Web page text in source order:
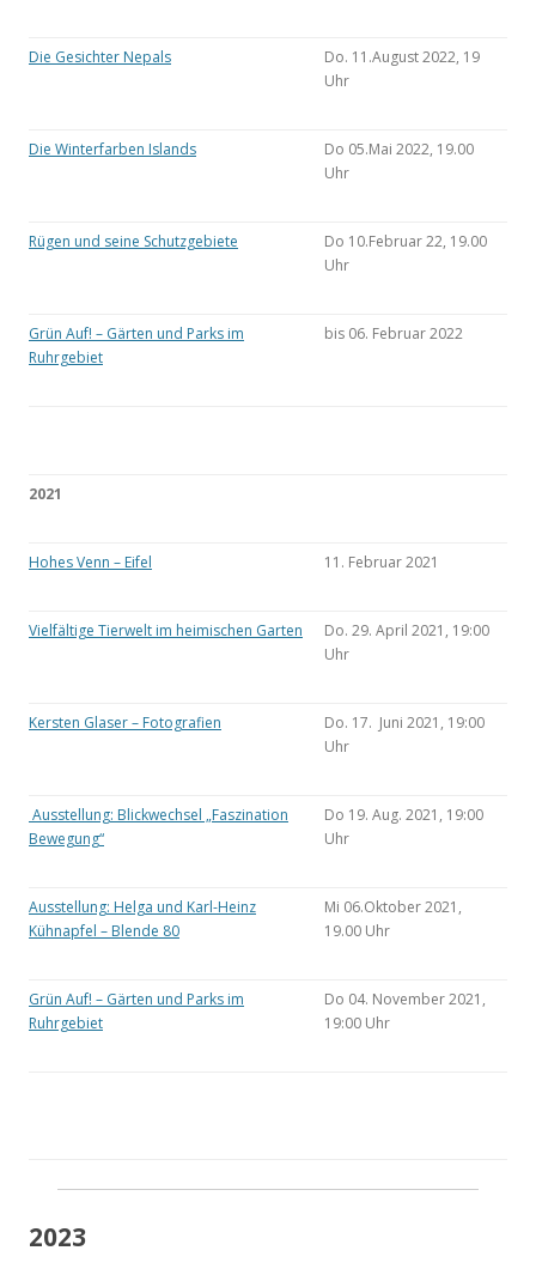
Die Gesichter Nepals
Do. 11.August 2022, 19
Uhr
Die Winterfarben Islands
Do 05.Mai 2022, 19.00
Uhr
Rügen und seine Schutzgebiete
Do 10.Februar 22, 19.00
Uhr
Grün Auf! – Gärten und Parks im
Ruhrgebiet
bis 06. Februar 2022
2021
Hohes Venn – Eifel 11. Februar 2021
Vielfältige Tierwelt im heimischen Garten
Do. 29. April 2021, 19:00
Uhr
Kersten Glaser – Fotografien
Do. 17. Juni 2021, 19:00
Uhr
Ausstellung: Blickwechsel „Faszination
Bewegung“
Do 19. Aug. 2021, 19:00
Uhr
Ausstellung: Helga und Karl-Heinz
Kühnapfel – Blende 80
Mi 06.Oktober 2021,
19.00 Uhr
Grün Auf! – Gärten und Parks im
Ruhrgebiet
Do 04. November 2021,
19:00 Uhr
2023